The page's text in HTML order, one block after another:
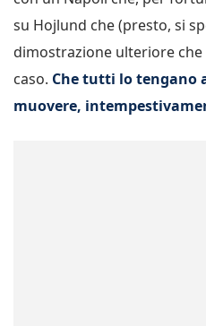
su Hojlund che (presto, si
dimostrazione ulteriore
caso. Che tutti lo tengano
muovere,